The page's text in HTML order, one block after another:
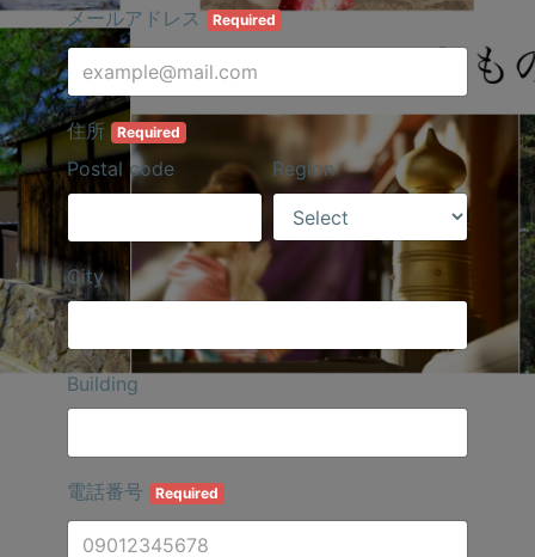
メールアドレス Required
住所 Required
Postal code Region
City
Building
電話番号 Required